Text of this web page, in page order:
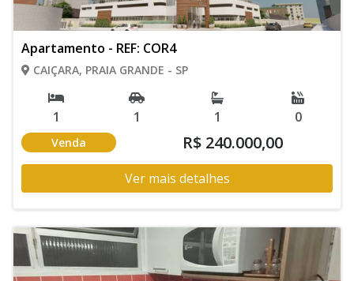
Apartamento - REF: COR4
CAIÇARA, PRAIA GRANDE - SP
1 1 1 0
Venda R$ 240.000,00
Ver mais detalhes